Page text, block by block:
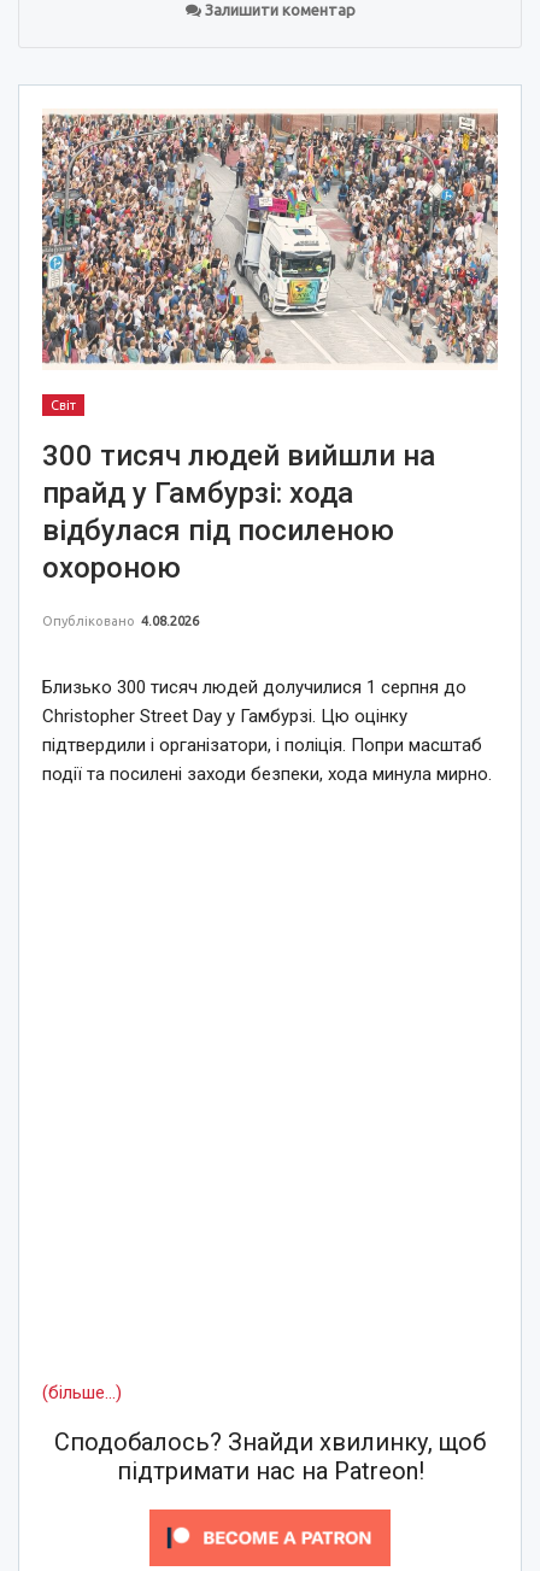
Залишити коментар
Світ
300 тисяч людей вийшли на
прайд у Гамбурзі: хода
відбулася під посиленою
охороною
Опубліковано 4.08.2026
Близько 300 тисяч людей долучилися 1 серпня до
Christopher Street Day у Гамбурзі. Цю оцінку
підтвердили і організатори, і поліція. Попри масштаб
події та посилені заходи безпеки, хода минула мирно.
(більше…)
Сподобалось? Знайди хвилинку, щоб
підтримати нас на Patreon!